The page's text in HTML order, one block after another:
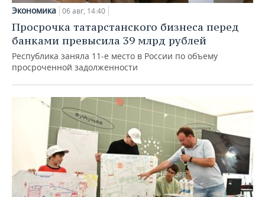
Экономика 06 авг, 14:40
Просрочка татарстанского бизнеса перед
банками превысила 39 млрд рублей
Республика заняла 11-е место в России по объему
просроченной задолженности